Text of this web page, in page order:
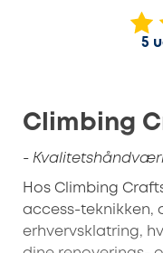
5
Climbing
-
Hos Climbing
access-teknikken,
erhvervsklatring,